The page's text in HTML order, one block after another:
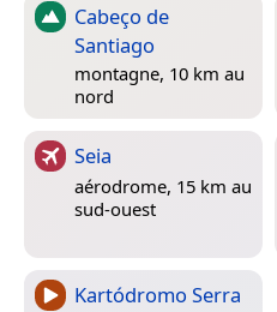
Cabeço de
Santiago
montagne, 10 km au
nord
Seia
aérodrome, 15 km au
sud-ouest
Kartódromo Serra